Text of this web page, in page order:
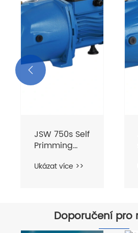
JSW 750s Self
Primming
Ukázat více >>

Doporučení pro